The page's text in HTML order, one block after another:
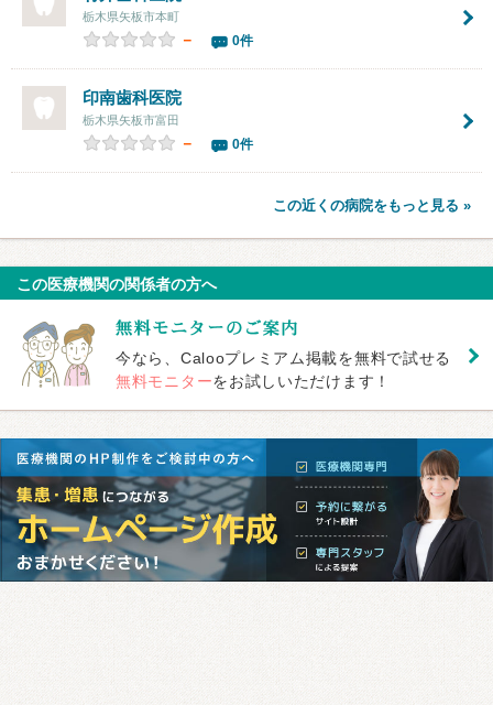
栃木県矢板市本町
－ 0件
印南歯科医院
栃木県矢板市富田
－ 0件
この近くの病院をもっと見る »
この医療機関の関係者の方へ
今なら、Calooプレミアム掲載を無料で試せる
無料モニターをお試しいただけます！